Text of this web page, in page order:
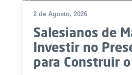
2 de Agosto, 2026
Salesianos de
Investir no
para Construir
O
que
fazemos
Recursos